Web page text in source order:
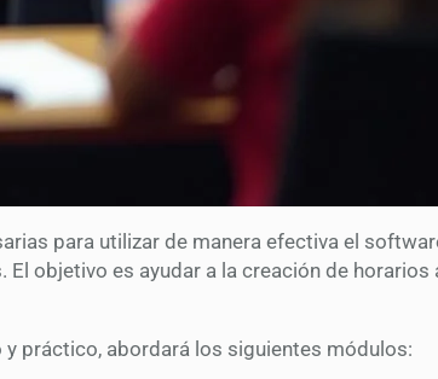
para utilizar de manera efectiva el
objetivo es ayudar a la creación de
práctico, abordará los siguientes módulos: